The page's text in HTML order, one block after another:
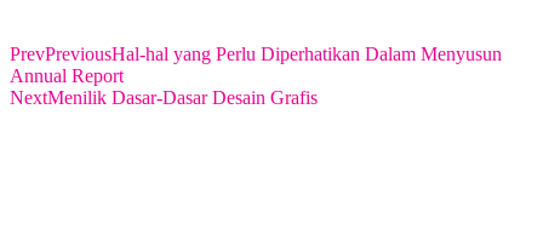
PrevPreviousHal-hal yang Perlu Diperhatikan Dalam Menyusun
Annual Report
NextMenilik Dasar-Dasar Desain Grafis